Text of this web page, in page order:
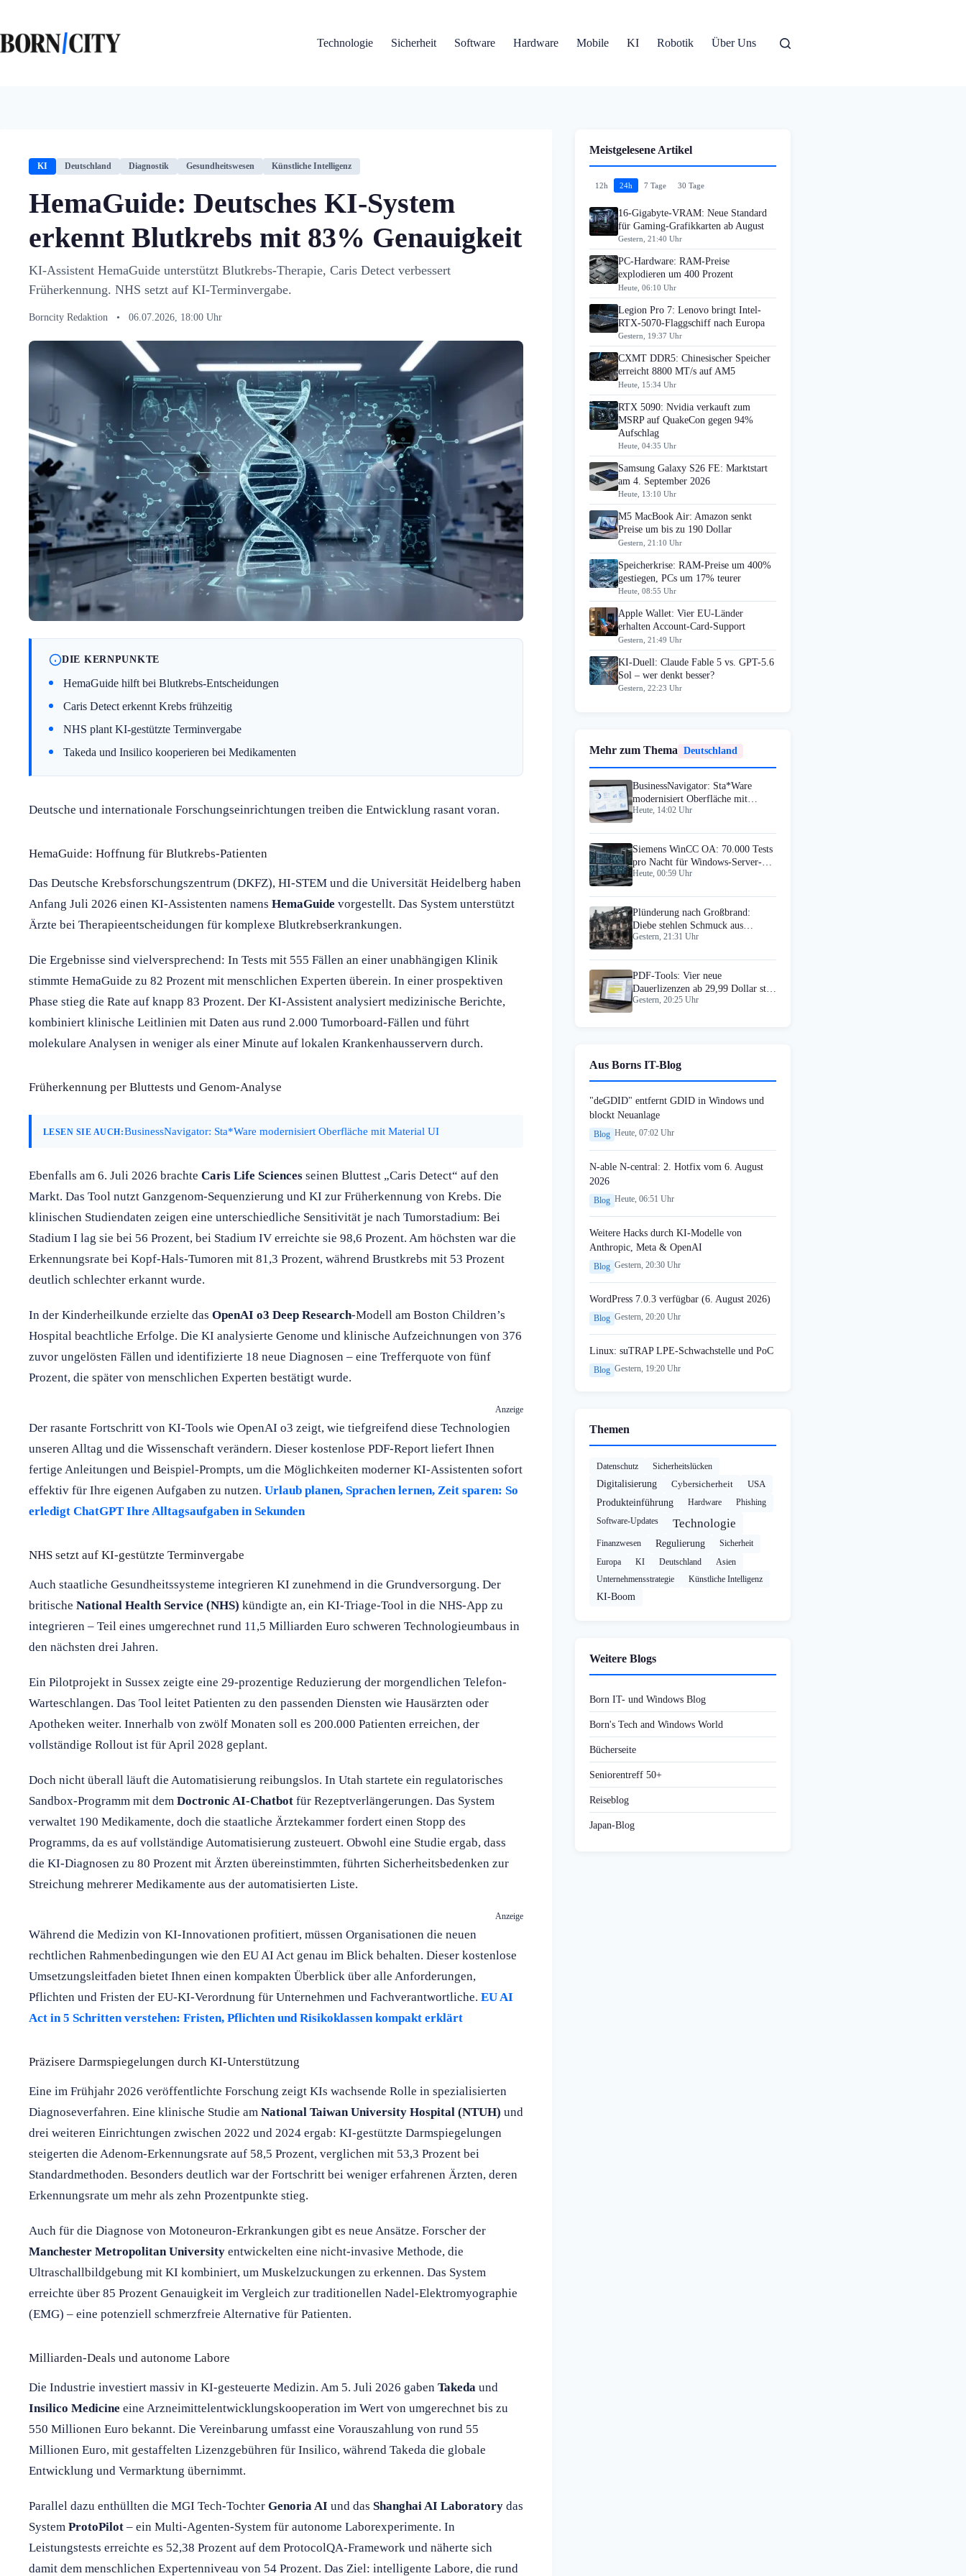
springen
Technologie
Sicherheit Software Hardware Mobile KI Robotik Über Uns
KI Deutschland Diagnostik Gesundheitswesen Künstliche Intelligenz
HemaGuide: Deutsches KI-System
erkennt Blutkrebs mit 83% Genauigkeit
KI-Assistent HemaGuide unterstützt Blutkrebs-Therapie, Caris Detect verbessert
Früherkennung. NHS setzt auf KI-Terminvergabe.
Borncity Redaktion • 06.07.2026, 18:00 Uhr
DIE KERNPUNKTE
HemaGuide hilft bei Blutkrebs-Entscheidungen
Caris Detect erkennt Krebs frühzeitig
NHS plant KI-gestützte Terminvergabe
Takeda und Insilico kooperieren bei Medikamenten
Deutsche und internationale Forschungseinrichtungen treiben die Entwicklung rasant voran.
HemaGuide: Hoffnung für Blutkrebs-Patienten
Das Deutsche Krebsforschungszentrum (DKFZ), HI-STEM und die Universität Heidelberg haben
Anfang Juli 2026 einen KI-Assistenten namens HemaGuide vorgestellt. Das System unterstützt
Ärzte bei Therapieentscheidungen für komplexe Blutkrebserkrankungen.
Die Ergebnisse sind vielversprechend: In Tests mit 555 Fällen an einer unabhängigen Klinik
stimmte HemaGuide zu 82 Prozent mit menschlichen Experten überein. In einer prospektiven
Phase stieg die Rate auf knapp 83 Prozent. Der KI-Assistent analysiert medizinische Berichte,
kombiniert klinische Leitlinien mit Daten aus rund 2.000 Tumorboard-Fällen und führt
molekulare Analysen in weniger als einer Minute auf lokalen Krankenhausservern durch.
Früherkennung per Bluttests und Genom-Analyse
LESEN SIE AUCH:BusinessNavigator: Sta*Ware modernisiert Oberfläche mit Material UI
Ebenfalls am 6. Juli 2026 brachte Caris Life Sciences seinen Bluttest „Caris Detect“ auf den
Markt. Das Tool nutzt Ganzgenom-Sequenzierung und KI zur Früherkennung von Krebs. Die
klinischen Studiendaten zeigen eine unterschiedliche Sensitivität je nach Tumorstadium: Bei
Stadium I lag sie bei 56 Prozent, bei Stadium IV erreichte sie 98,6 Prozent. Am höchsten war die
Erkennungsrate bei Kopf-Hals-Tumoren mit 81,3 Prozent, während Brustkrebs mit 53 Prozent
deutlich schlechter erkannt wurde.
In der Kinderheilkunde erzielte das OpenAI o3 Deep Research-Modell am Boston Children’s
Hospital beachtliche Erfolge. Die KI analysierte Genome und klinische Aufzeichnungen von 376
zuvor ungelösten Fällen und identifizierte 18 neue Diagnosen – eine Trefferquote von fünf
Prozent, die später von menschlichen Experten bestätigt wurde.
Anzeige
Der rasante Fortschritt von KI-Tools wie OpenAI o3 zeigt, wie tiefgreifend diese Technologien
unseren Alltag und die Wissenschaft verändern. Dieser kostenlose PDF-Report liefert Ihnen
fertige Anleitungen und Beispiel-Prompts, um die Möglichkeiten moderner KI-Assistenten sofort
effektiv für Ihre eigenen Aufgaben zu nutzen. Urlaub planen, Sprachen lernen, Zeit sparen: So
erledigt ChatGPT Ihre Alltagsaufgaben in Sekunden
NHS setzt auf KI-gestützte Terminvergabe
Auch staatliche Gesundheitssysteme integrieren KI zunehmend in die Grundversorgung. Der
britische National Health Service (NHS) kündigte an, ein KI-Triage-Tool in die NHS-App zu
integrieren – Teil eines umgerechnet rund 11,5 Milliarden Euro schweren Technologieumbaus in
den nächsten drei Jahren.
Ein Pilotprojekt in Sussex zeigte eine 29-prozentige Reduzierung der morgendlichen Telefon-
Warteschlangen. Das Tool leitet Patienten zu den passenden Diensten wie Hausärzten oder
Apotheken weiter. Innerhalb von zwölf Monaten soll es 200.000 Patienten erreichen, der
vollständige Rollout ist für April 2028 geplant.
Doch nicht überall läuft die Automatisierung reibungslos. In Utah startete ein regulatorisches
Sandbox-Programm mit dem Doctronic AI-Chatbot für Rezeptverlängerungen. Das System
verwaltet 190 Medikamente, doch die staatliche Ärztekammer fordert einen Stopp des
Programms, da es auf vollständige Automatisierung zusteuert. Obwohl eine Studie ergab, dass
die KI-Diagnosen zu 80 Prozent mit Ärzten übereinstimmten, führten Sicherheitsbedenken zur
Streichung mehrerer Medikamente aus der automatisierten Liste.
Anzeige
Während die Medizin von KI-Innovationen profitiert, müssen Organisationen die neuen
rechtlichen Rahmenbedingungen wie den EU AI Act genau im Blick behalten. Dieser kostenlose
Umsetzungsleitfaden bietet Ihnen einen kompakten Überblick über alle Anforderungen,
Pflichten und Fristen der EU-KI-Verordnung für Unternehmen und Fachverantwortliche. EU AI
Act in 5 Schritten verstehen: Fristen, Pflichten und Risikoklassen kompakt erklärt
Präzisere Darmspiegelungen durch KI-Unterstützung
Eine im Frühjahr 2026 veröffentlichte Forschung zeigt KIs wachsende Rolle in spezialisierten
Diagnoseverfahren. Eine klinische Studie am National Taiwan University Hospital (NTUH) und
drei weiteren Einrichtungen zwischen 2022 und 2024 ergab: KI-gestützte Darmspiegelungen
steigerten die Adenom-Erkennungsrate auf 58,5 Prozent, verglichen mit 53,3 Prozent bei
Standardmethoden. Besonders deutlich war der Fortschritt bei weniger erfahrenen Ärzten, deren
Erkennungsrate um mehr als zehn Prozentpunkte stieg.
Auch für die Diagnose von Motoneuron-Erkrankungen gibt es neue Ansätze. Forscher der
Manchester Metropolitan University entwickelten eine nicht-invasive Methode, die
Ultraschallbildgebung mit KI kombiniert, um Muskelzuckungen zu erkennen. Das System
erreichte über 85 Prozent Genauigkeit im Vergleich zur traditionellen Nadel-Elektromyographie
(EMG) – eine potenziell schmerzfreie Alternative für Patienten.
Milliarden-Deals und autonome Labore
Die Industrie investiert massiv in KI-gesteuerte Medizin. Am 5. Juli 2026 gaben Takeda und
Insilico Medicine eine Arzneimittelentwicklungskooperation im Wert von umgerechnet bis zu
550 Millionen Euro bekannt. Die Vereinbarung umfasst eine Vorauszahlung von rund 55
Millionen Euro, mit gestaffelten Lizenzgebühren für Insilico, während Takeda die globale
Entwicklung und Vermarktung übernimmt.
Parallel dazu enthüllten die MGI Tech-Tochter Genoria AI und das Shanghai AI Laboratory das
System ProtoPilot – ein Multi-Agenten-System für autonome Laborexperimente. In
Leistungstests erreichte es 52,38 Prozent auf dem ProtocolQA-Framework und näherte sich
damit dem menschlichen Expertenniveau von 54 Prozent. Das Ziel: intelligente Labore, die rund
Meistgelesene Artikel
12h 24h 7 Tage 30 Tage
16-Gigabyte-VRAM: Neue Standard
für Gaming-Grafikkarten ab August
Gestern, 21:40 Uhr
PC-Hardware: RAM-Preise
explodieren um 400 Prozent
Heute, 06:10 Uhr
Legion Pro 7: Lenovo bringt Intel-
RTX-5070-Flaggschiff nach Europa
Gestern, 19:37 Uhr
CXMT DDR5: Chinesischer Speicher
erreicht 8800 MT/s auf AM5
Heute, 15:34 Uhr
RTX 5090: Nvidia verkauft zum
MSRP auf QuakeCon gegen 94%
Aufschlag
Heute, 04:35 Uhr
Samsung Galaxy S26 FE: Marktstart
am 4. September 2026
Heute, 13:10 Uhr
M5 MacBook Air: Amazon senkt
Preise um bis zu 190 Dollar
Gestern, 21:10 Uhr
Speicherkrise: RAM-Preise um 400%
gestiegen, PCs um 17% teurer
Heute, 08:55 Uhr
Apple Wallet: Vier EU-Länder
erhalten Account-Card-Support
Gestern, 21:49 Uhr
KI-Duell: Claude Fable 5 vs. GPT-5.6
Sol – wer denkt besser?
Gestern, 22:23 Uhr
Mehr zum Thema Deutschland
BusinessNavigator: Sta*Ware
modernisiert Oberfläche mit
Material UI
Heute, 14:02 Uhr
Siemens WinCC OA: 70.000 Tests
pro Nacht für Windows-Server-
Kompatibilität
Heute, 00:59 Uhr
Plünderung nach Großbrand:
Diebe stehlen Schmuck aus
Lauterbacher Ruine
Gestern, 21:31 Uhr
PDF-Tools: Vier neue
Dauerlizenzen ab 29,99 Dollar statt
Abo
Gestern, 20:25 Uhr
Aus Borns IT-Blog
"deGDID" entfernt GDID in Windows und
blockt Neuanlage
Blog Heute, 07:02 Uhr
N-able N-central: 2. Hotfix vom 6. August
2026
Blog Heute, 06:51 Uhr
Weitere Hacks durch KI-Modelle von
Anthropic, Meta & OpenAI
Blog Gestern, 20:30 Uhr
WordPress 7.0.3 verfügbar (6. August 2026)
Blog Gestern, 20:20 Uhr
Linux: suTRAP LPE-Schwachstelle und PoC
Blog Gestern, 19:20 Uhr
Themen
Datenschutz Sicherheitslücken
Digitalisierung Cybersicherheit
USA
Produkteinführung
Hardware
Phishing
Software-Updates
Technologie
Finanzwesen Regulierung
Sicherheit
Europa
KI Deutschland
Asien
Unternehmensstrategie
Künstliche Intelligenz
KI-Boom
Weitere Blogs
Born IT- und Windows Blog
Born's Tech and Windows World
Bücherseite
Seniorentreff 50+
Reiseblog
Japan-Blog